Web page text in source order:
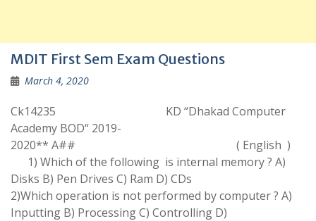
MDIT First Sem Exam Questions
March 4, 2020
Ck14235 KD “Dhakad Computer
Academy BOD“ 2019-
2020** A## ( English )
1) Which of the following is internal memory ? A)
Disks B) Pen Drives C) Ram D) CDs
2)Which operation is not performed by computer ? A)
Inputting B) Processing C) Controlling D)